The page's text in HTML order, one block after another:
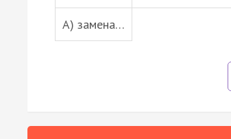
А) замена…